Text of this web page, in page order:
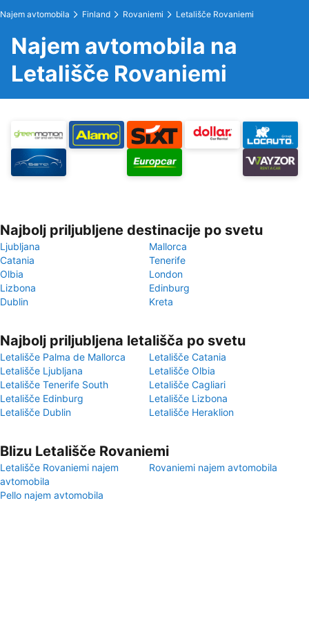
Najem avtomobila Finland Rovaniemi Letališče Rovaniemi
Najem avtomobila na
Letališče Rovaniemi
Najbolj priljubljene destinacije po svetu
Ljubljana
Mallorca
Catania
Tenerife
Olbia
London
Lizbona
Edinburg
Dublin
Kreta
Najbolj priljubljena letališča po svetu
Letališče Palma de Mallorca
Letališče Catania
Letališče Ljubljana
Letališče Olbia
Letališče Tenerife South
Letališče Cagliari
Letališče Edinburg
Letališče Lizbona
Letališče Dublin
Letališče Heraklion
Blizu Letališče Rovaniemi
Letališče Rovaniemi najem
avtomobila
Rovaniemi najem avtomobila
Pello najem avtomobila